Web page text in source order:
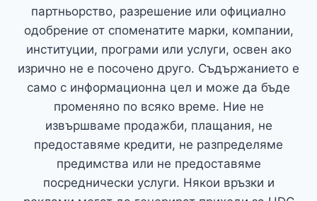
партньорство, разрешение или официално
одобрение от споменатите марки, компании,
институции, програми или услуги, освен ако
изрично не е посочено друго. Съдържанието е
само с информационна цел и може да бъде
променяно по всяко време. Ние не
извършваме продажби, плащания, не
предоставяме кредити, не разпределяме
предимства или не предоставяме
посреднически услуги. Някои връзки и